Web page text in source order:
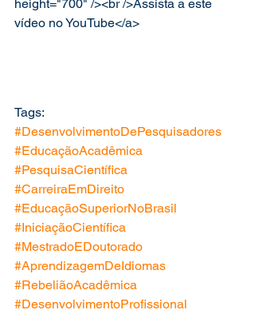
height="700" /><br />Assista a este
vídeo no YouTube</a>
Tags:
#DesenvolvimentoDePesquisadores
#EducaçãoAcadêmica
#PesquisaCientífica
#CarreiraEmDireito
#EducaçãoSuperiorNoBrasil
#IniciaçãoCientífica
#MestradoEDoutorado
#AprendizagemDeIdiomas
#RebeliãoAcadêmica
#DesenvolvimentoProfissional